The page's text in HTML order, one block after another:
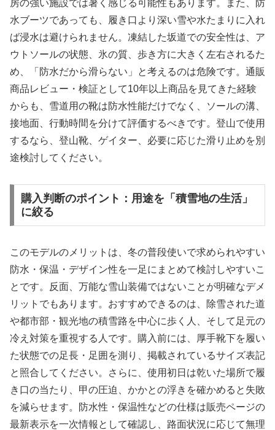
房の強い施設では暑く感じる可能性もあります。また、防
水ブーツであっても、履き口より深い雪や水たまりに入れ
ば浸水は避けられません。凍結した坂道での安全性は、ア
ウトソールの状態、氷の質、歩き方に大きく左右されるた
め、「防水だから滑らない」と考えるのは危険です。通販
商品レビュー・検証として10年以上商品を見てきた経験
からも、雪道用の靴は防水性能だけでなく、ソールの溝、
接地面、行動時間を分けて評価するべきです。登山で使用
するなら、登山靴、ゲイター、必要に応じた滑り止めを別
途検討してください。
購入判断のポイント：用途を「積雪地の生活」
に絞る
このモデルのメリットは、冬の普段使いで求められやすい
防水・保温・デザイン性を一足にまとめて検討しやすいこ
とです。反面、万能な雪山装備ではないことが明確なデメ
リットでもあります。おすすめできるのは、除雪された道
や都市部・観光地の積雪路を中心に歩く人、そして足元の
冷え対策を重視する人です。購入前には、厚手靴下を履い
た状態での足長・足囲を測り、掲載されているサイズ表記
と照合してください。さらに、使用初日は乾いた場所で履
き口の当たり、甲の圧迫、かかとの浮きを確かめると失敗
を減らせます。防水性・保温性などの仕様は販売ページの
最新表示を一次情報として確認し、路面状況に応じて無理